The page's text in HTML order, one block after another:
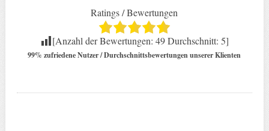
Ratings / Bewertungen
[Anzahl der Bewertungen: 49Durchschnitt: 5]
99% zufriedene Nutzer / Durchschnittsbewertungen unserer Klienten